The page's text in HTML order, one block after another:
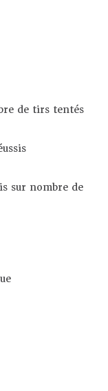
de tirs tentés
sur nombre de